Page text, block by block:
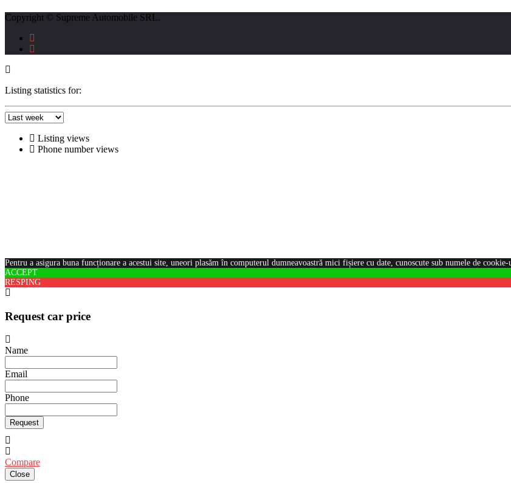
Copyright © Supreme Automobile SRL.
Listing statistics for:
Listing views
Phone number views
Pentru a asigura buna funcționare a acestui site, uneori plasăm în computerul dumneavoastră mici fișiere cu date, cunoscute sub numele de
ACCEPT
RESPING
Request car price
Name
Email
Phone
Request
Compare
Close